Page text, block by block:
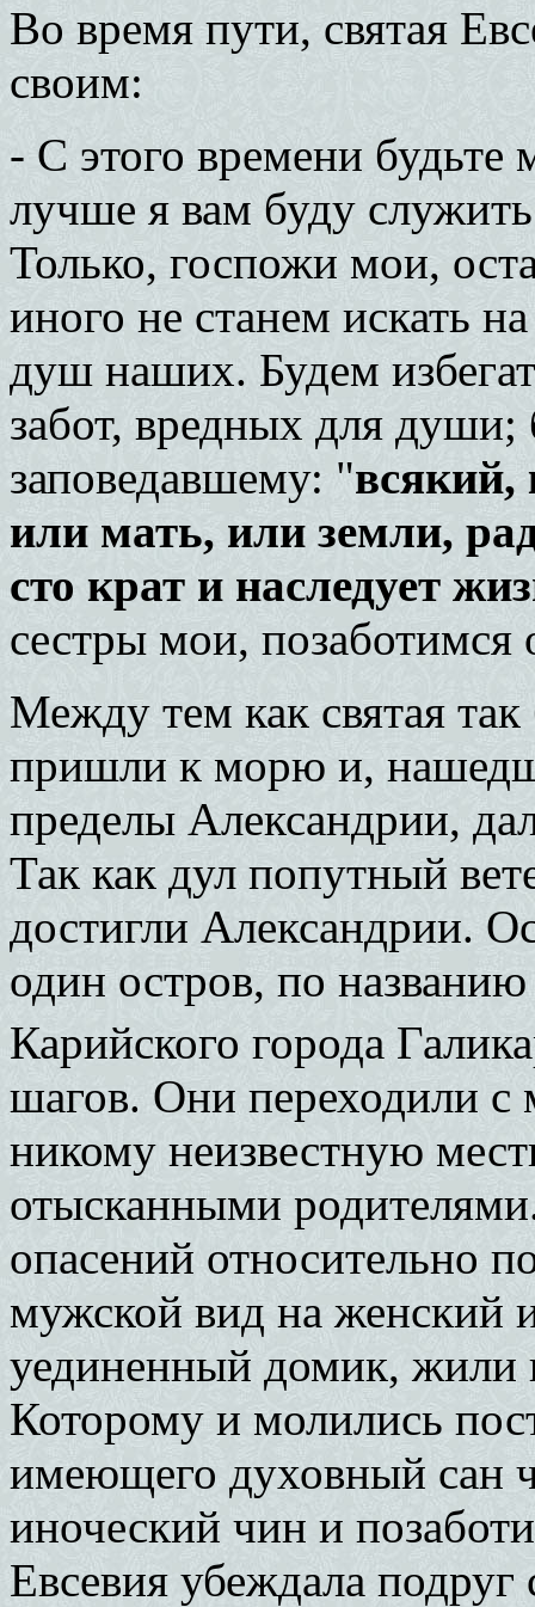
Во время пути, святая
своим:
- С этого времени
лучше я вам буду
Только, госпожи мои,
иного не станем искать
душ наших. Будем
забот, вредных для души;
заповедавшему: "всякий,
или мать, или земли,
сто крат и наследует
сестры мои,
Между тем как святая
пришли к морю и,
пределы Александрии,
Так как дул попутный
достигли Александрии.
один остров, по
Карийского города
шагов. Они переходили с
никому неизвестную
отысканными
опасений относительно
мужской вид на женский
уединенный домик, жили
Которому и молились
имеющего духовный сан
иноческий чин и
Евсевия убеждала подруг